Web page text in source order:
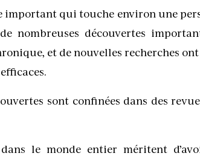
qui touche environ une
nombreuses découvertes
et de nouvelles recherches ont
sont confinées dans des
le monde entier méritent